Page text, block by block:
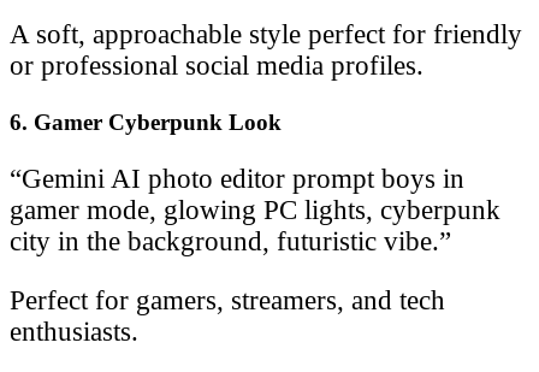
A soft, approachable style perfect for friendly
or professional social media profiles.
6. Gamer Cyberpunk Look
“Gemini AI photo editor prompt boys in
gamer mode, glowing PC lights, cyberpunk
city in the background, futuristic vibe.”
Perfect for gamers, streamers, and tech
enthusiasts.